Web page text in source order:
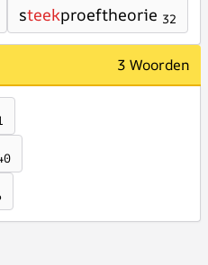
steekproeftheorie 32
3 Woorden